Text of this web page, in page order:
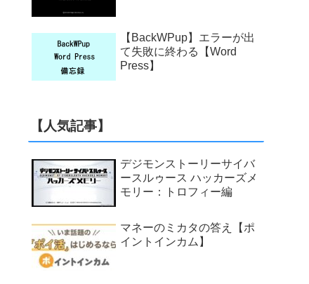
【BackWPup】エラーが出
て失敗に終わる【Word
Press】
【人気記事】
デジモンストーリーサイバ
ースルゥース ハッカーズメ
モリー：トロフィー編
マネーのミカタの答え【ポ
イントインカム】